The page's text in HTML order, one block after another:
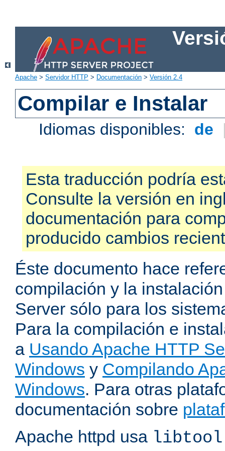
Apache > Servidor HTTP > Documentación > Versión 2.4
Compilar e Instalar
Idiomas disponibles: de
Esta traducción podría
Consulte la versión en
documentación para
producido cambios
Éste documento hace
compilación y la
Server sólo para los
Para la compilación e
a Usando Apache HTTP
Windows y Compilando
Windows. Para otras
documentación sobre
Apache httpd usa libtool